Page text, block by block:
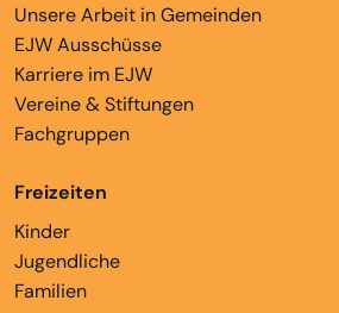
Unsere Arbeit in Gemeinden
EJW Ausschüsse
Karriere im EJW
Vereine & Stiftungen
Fachgruppen
Freizeiten
Kinder
Jugendliche
Familien